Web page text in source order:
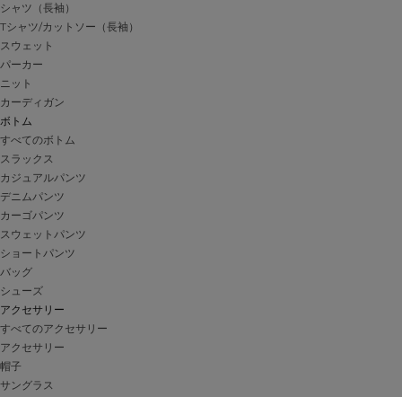
シャツ（長袖）
Tシャツ/カットソー（長袖）
スウェット
パーカー
ニット
カーディガン
ボトム
すべてのボトム
スラックス
カジュアルパンツ
デニムパンツ
カーゴパンツ
スウェットパンツ
ショートパンツ
バッグ
シューズ
アクセサリー
すべてのアクセサリー
アクセサリー
帽子
サングラス